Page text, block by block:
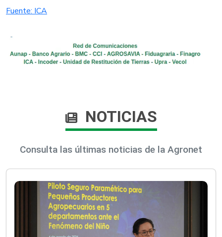
​Fuente: ICA​
NOTICIAS
Consulta las últimas noticias de la Agronet